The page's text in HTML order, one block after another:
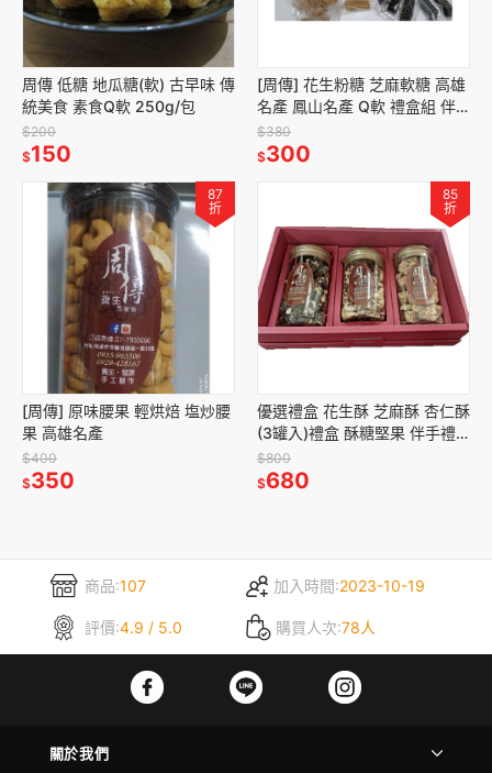
周傳 低糖 地瓜糖(軟) 古早味 傳
統美食 素食Q軟 250g/包
$200
$150
[周傳] 花生粉糖 芝麻軟糖 高雄
名產 鳳山名產 Q軟 禮盒組 伴
手禮 年節送禮
$380
$300
87
折
[周傳] 原味腰果 輕烘焙 塩炒腰
果 高雄名產
$400
$350
85
折
優選禮盒 花生酥 芝麻酥 杏仁酥
(3罐入)禮盒 酥糖堅果 伴手禮
企業贈禮 三節禮盒 堅果 酥糖
手工製作 中式點心 茶
$800
$680
商品:107 加入時間:2023-10-19
評價:4.9 / 5.0 購買人次:78人
關於我們